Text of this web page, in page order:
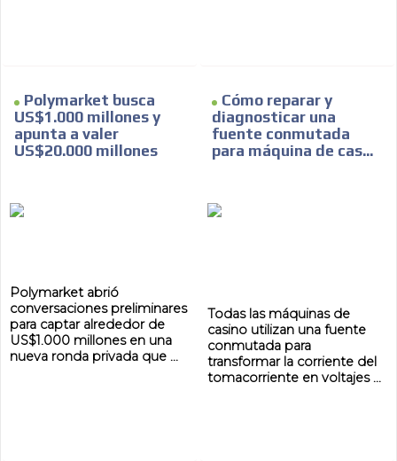
Polymarket busca
US$1.000 millones y
apunta a valer
US$20.000 millones
Polymarket abrió
conversaciones preliminares
para captar alrededor de
US$1.000 millones en una
nueva ronda privada que ...
Cómo reparar y
diagnosticar una
fuente conmutada
para máquina de cas...
Todas las máquinas de
casino utilizan una fuente
conmutada para
transformar la corriente del
tomacorriente en voltajes ...